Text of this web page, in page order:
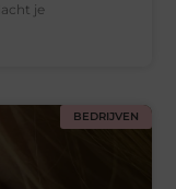
je
BEDRIJVEN